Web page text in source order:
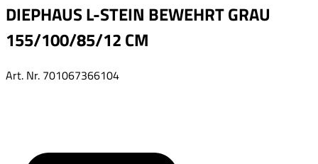
DIEPHAUS L-STEIN BEWEHRT GRAU
155/100/85/12 CM
Art. Nr. 701067366104